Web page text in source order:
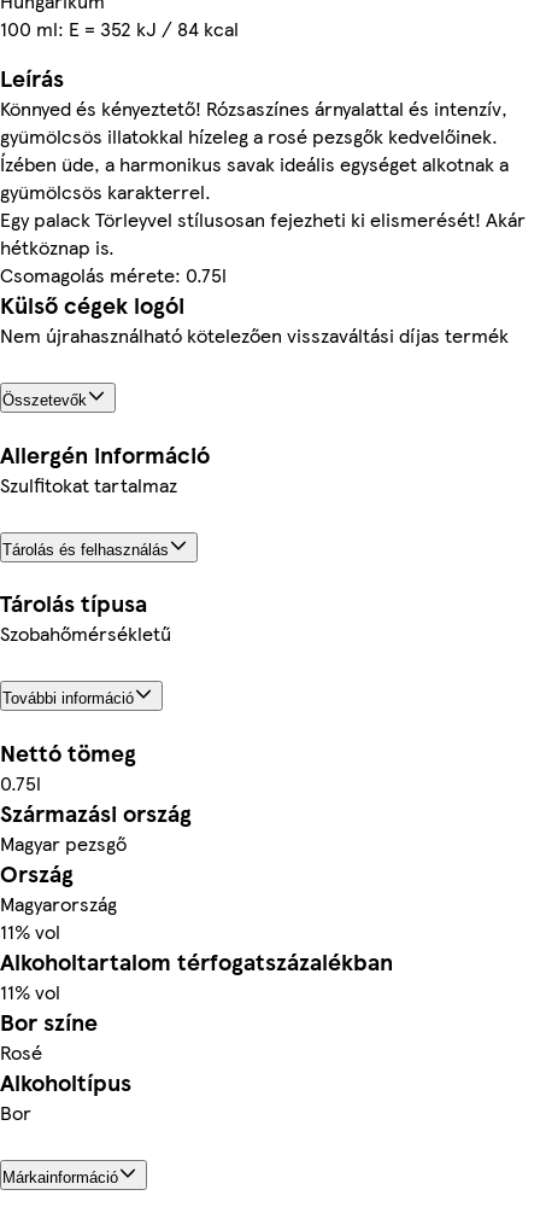
100 ml: E = 352 kJ / 84 kcal
Leírás
Könnyed és kényeztető! Rózsaszínes árnyalattal és intenzív,
gyümölcsös illatokkal hízeleg a rosé pezsgők kedvelőinek.
Ízében üde, a harmonikus savak ideális egységet alkotnak a
gyümölcsös karakterrel.
Egy palack Törleyvel stílusosan fejezheti ki elismerését! Akár
hétköznap is.
Csomagolás mérete: 0.75l
Külső cégek logói
Nem újrahasználható kötelezően visszaváltási díjas termék
Összetevők
Allergén információ
Szulfitokat tartalmaz
Tárolás és felhasználás
Tárolás típusa
Szobahőmérsékletű
További információ
Nettó tömeg
0.75l
Származási ország
Magyar pezsgő
Ország
Magyarország
11% vol
Alkoholtartalom térfogatszázalékban
11% vol
Bor színe
Rosé
Alkoholtípus
Bor
Márkainformáció